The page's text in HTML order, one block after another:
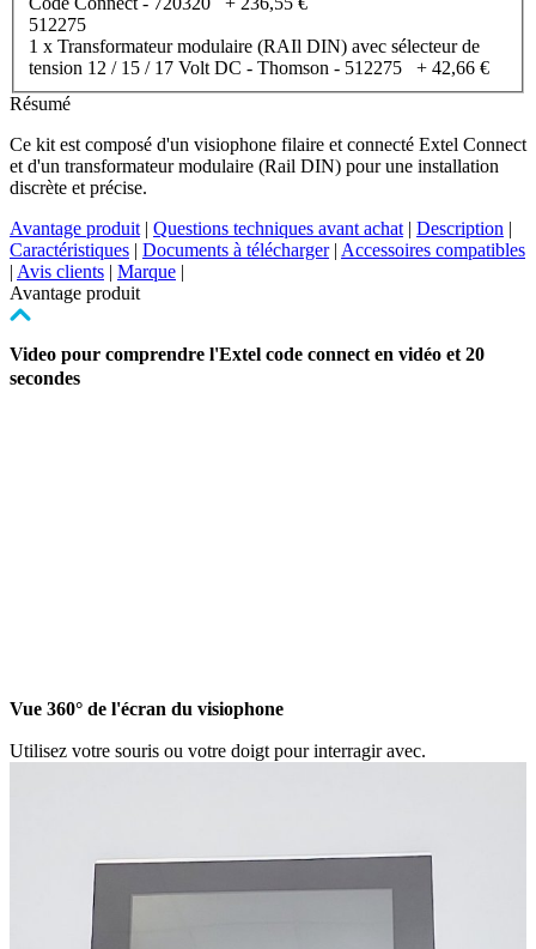
512275
1 x Transformateur modulaire (RAIl DIN) avec sélecteur de
tension 12 / 15 / 17 Volt DC - Thomson - 512275
+ 42,66 €
Résumé
Ce kit est composé d'un visiophone filaire et connecté Extel Connect
et d'un transformateur modulaire (Rail DIN) pour une installation
discrète et précise.
Avantage produit | Questions techniques avant achat | Description |
Caractéristiques | Documents à télécharger | Accessoires compatibles
| Avis clients | Marque |
Avantage produit
Video pour comprendre l'Extel code connect en vidéo et 20
secondes
Vue 360° de l'écran du visiophone
Utilisez votre souris ou votre doigt pour interragir avec.